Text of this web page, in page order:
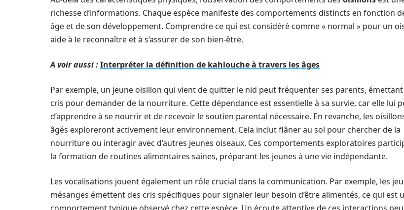
richesse d’informations. Chaque espèce manifeste des comportements distincts en fonction
âge et de son développement. Comprendre ce qui est considéré comme « normal » pour un
aide à le reconnaître et à s’assurer de son bien-être.
A voir aussi :Interpréter la définition de kahlouche à travers les âges
Par exemple, un jeune oisillon qui vient de quitter le nid peut fréquenter ses parents, émettant
cris pour demander de la nourriture. Cette dépendance est essentielle à sa survie, car elle lui
d’apprendre à se nourrir et de recevoir le soutien parental nécessaire. En revanche, les
âgés exploreront activement leur environnement. Cela inclut flâner au sol pour chercher de la
nourriture ou interagir avec d’autres jeunes oiseaux. Ces comportements exploratoires
la formation de routines alimentaires saines, préparant les jeunes à une vie indépendante.
Les vocalisations jouent également un rôle crucial dans la communication. Par exemple, les
mésanges émettent des cris spécifiques pour signaler leur besoin d’être alimentés, ce qui est